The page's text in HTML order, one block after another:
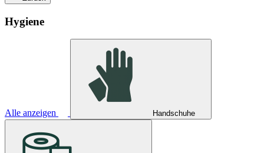
Hygiene
Alle anzeigen Handschuhe